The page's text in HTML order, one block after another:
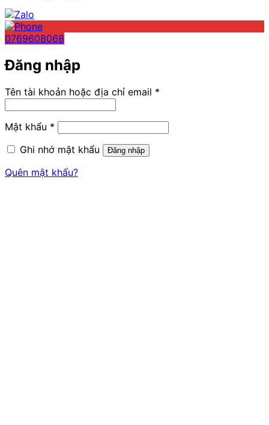
0769608068
Đăng nhập
Tên tài khoản hoặc địa chỉ email *
Mật khẩu * Bắt
buộc
Ghi nhớ mật khẩu
Đăng nhập
Quên mật khẩu?